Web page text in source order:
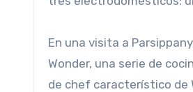
En una visita a
Wonder, una serie de
de chef característico de